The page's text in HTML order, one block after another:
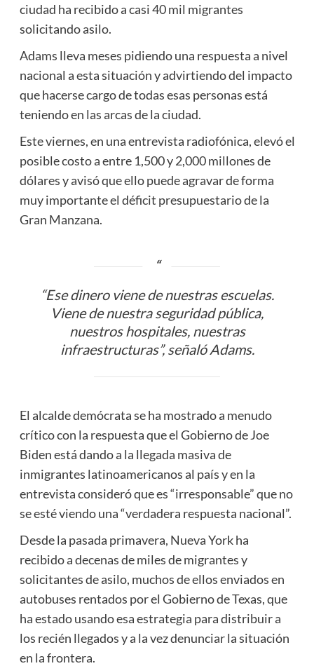
ciudad ha recibido a casi 40 mil migrantes
solicitando asilo.
Adams lleva meses pidiendo una respuesta a nivel
nacional a esta situación y advirtiendo del impacto
que hacerse cargo de todas esas personas está
teniendo en las arcas de la ciudad.
Este viernes, en una entrevista radiofónica, elevó el
posible costo a entre 1,500 y 2,000 millones de
dólares y avisó que ello puede agravar de forma
muy importante el déficit presupuestario de la
Gran Manzana.
“Ese dinero viene de nuestras escuelas.
Viene de nuestra seguridad pública,
nuestros hospitales, nuestras
infraestructuras”, señaló Adams.
El alcalde demócrata se ha mostrado a menudo
crítico con la respuesta que el Gobierno de Joe
Biden está dando a la llegada masiva de
inmigrantes latinoamericanos al país y en la
entrevista consideró que es “irresponsable” que no
se esté viendo una “verdadera respuesta nacional”.
Desde la pasada primavera, Nueva York ha
recibido a decenas de miles de migrantes y
solicitantes de asilo, muchos de ellos enviados en
autobuses rentados por el Gobierno de Texas, que
ha estado usando esa estrategia para distribuir a
los recién llegados y a la vez denunciar la situación
en la frontera.